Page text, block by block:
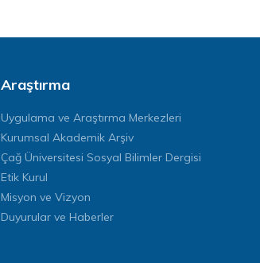
Araştırma
Uygulama ve Araştırma Merkezleri
Kurumsal Akademik Arşiv
Çağ Üniversitesi Sosyal Bilimler Dergisi
Etik Kurul
Misyon ve Vizyon
Duyurular ve Haberler